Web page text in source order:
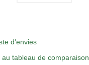
d'envies
tableau de comparaison